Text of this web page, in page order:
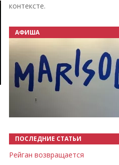
контексте.
АФИША
ПОСЛЕДНИЕ СТАТЬИ
Рейган возвращается